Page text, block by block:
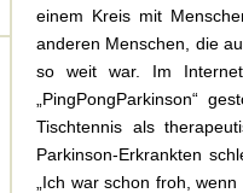
einem Kreis mit
anderen Menschen, die
so weit war. Im
„PingPongParkinson“
Tischtennis als
Parkinson-Erkrankten
„Ich war schon froh,